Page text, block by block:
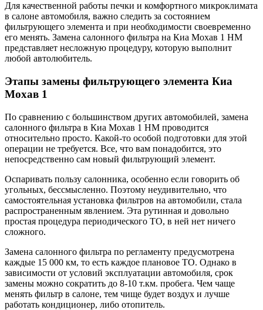
Для качественной работы печки и комфортного микроклимата
в салоне автомобиля, важно следить за состоянием
фильтрующего элемента и при необходимости своевременно
его менять. Замена салонного фильтра на Киа Мохав 1 HM
представляет несложную процедуру, которую выполнит
любой автолюбитель.
Этапы замены фильтрующего элемента Киа
Мохав 1
По сравнению с большинством других автомобилей, замена
салонного фильтра в Киа Мохав 1 HM проводится
относительно просто. Какой-то особой подготовки для этой
операции не требуется. Все, что вам понадобится, это
непосредственно сам новый фильтрующий элемент.
Оспаривать пользу салонника, особенно если говорить об
угольных, бессмысленно. Поэтому неудивительно, что
самостоятельная установка фильтров на автомобили, стала
распространенным явлением. Эта рутинная и довольно
простая процедура периодического ТО, в ней нет ничего
сложного.
Замена салонного фильтра по регламенту предусмотрена
каждые 15 000 км, то есть каждое плановое ТО. Однако в
зависимости от условий эксплуатации автомобиля, срок
замены можно сократить до 8-10 т.км. пробега. Чем чаще
менять фильтр в салоне, тем чище будет воздух и лучше
работать кондиционер, либо отопитель.